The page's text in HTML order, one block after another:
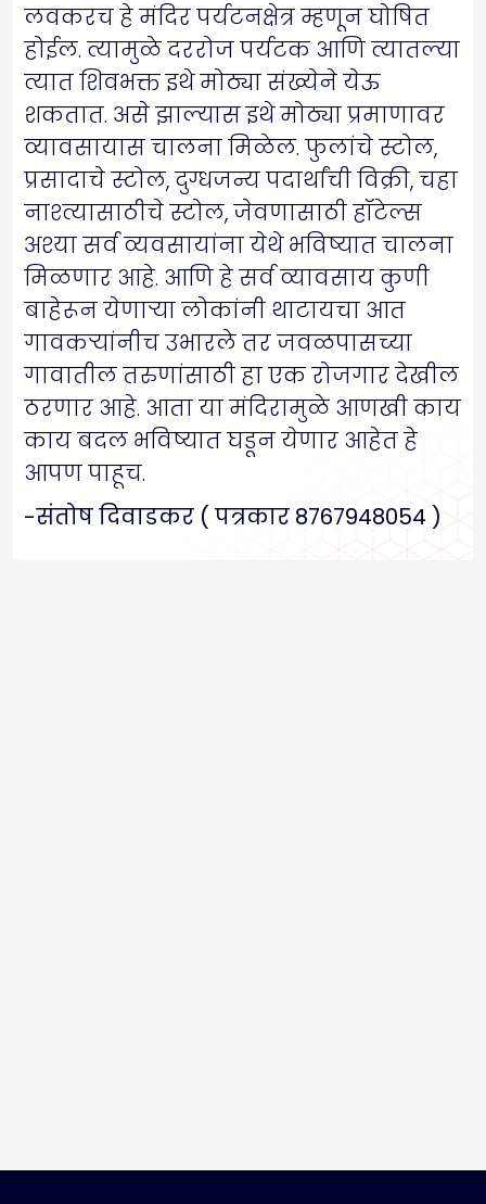
लवकरच हे मंदिर पर्यटनक्षेत्र म्हणून घोषित
होईल. त्यामुळे दररोज पर्यटक आणि त्यातल्या
त्यात शिवभक्त इथे मोठ्या संख्येने येऊ
शकतात. असे झाल्यास इथे मोठ्या प्रमाणावर
व्यावसायास चालना मिळेल. फुलांचे स्टोल,
प्रसादाचे स्टोल, दुग्धजन्य पदार्थांची विक्री, चहा
नाश्त्यासाठीचे स्टोल, जेवणासाठी हॉटेल्स
अश्या सर्व व्यवसायांना येथे भविष्यात चालना
मिळणार आहे. आणि हे सर्व व्यावसाय कुणी
बाहेरून येणाऱ्या लोकांनी थाटायचा आत
गावकऱ्यांनीच उभारले तर जवळपासच्या
गावातील तरुणांसाठी हा एक रोजगार देखील
ठरणार आहे. आता या मंदिरामुळे आणखी काय
काय बदल भविष्यात घडून येणार आहेत हे
आपण पाहूच.
-संतोष दिवाडकर ( पत्रकार 8767948054 )